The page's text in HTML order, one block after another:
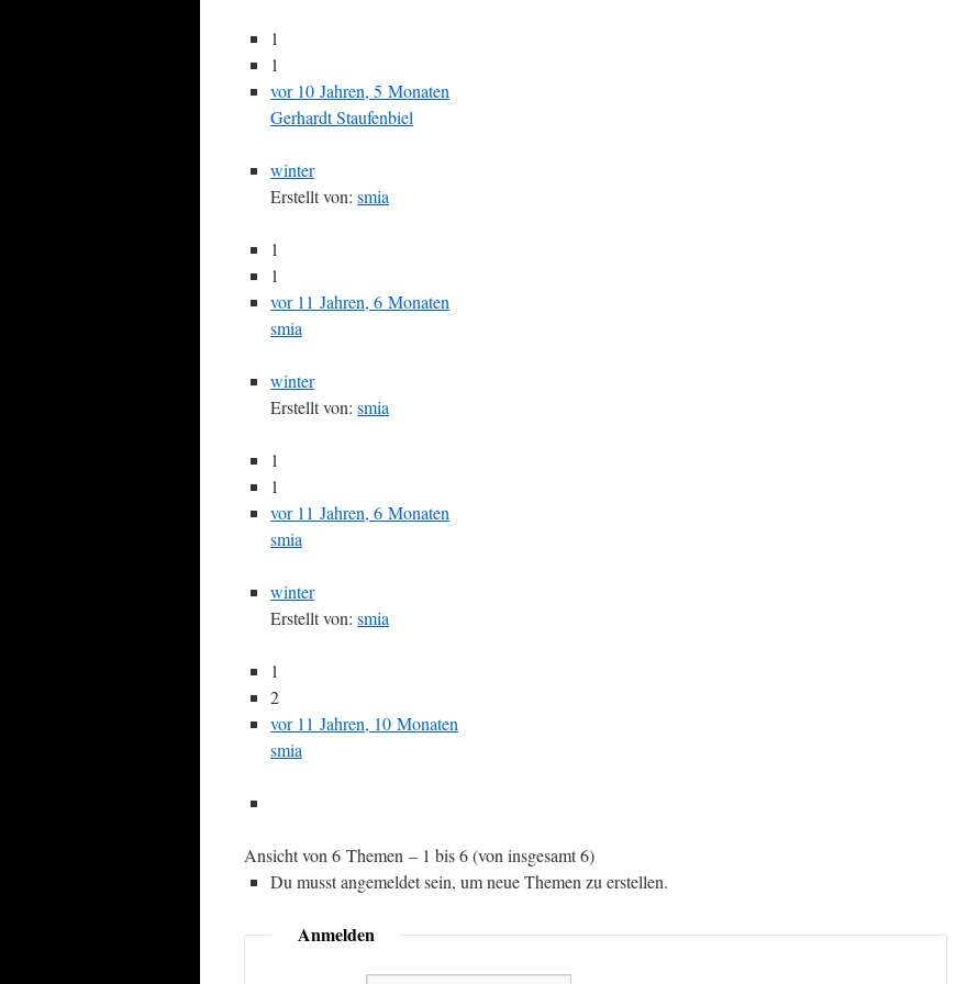
1
1
vor 10 Jahren, 5 Monaten
Gerhardt Staufenbiel
winter
Erstellt von: smia
1
1
vor 11 Jahren, 6 Monaten
smia
winter
Erstellt von: smia
1
1
vor 11 Jahren, 6 Monaten
smia
winter
Erstellt von: smia
1
2
vor 11 Jahren, 10 Monaten
smia
Ansicht von 6 Themen – 1 bis 6 (von insgesamt 6)
Du musst angemeldet sein, um neue Themen zu erstellen.
Anmelden